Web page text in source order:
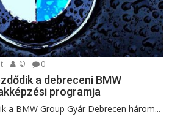
© 0
a debreceni BMW
programja
a BMW Group Gyár Debrecen három...